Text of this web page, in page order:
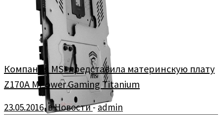
Компания MSI представила материнскую плату
Z170A MPower Gaming Titanium
23.05.2016вНовости-admin